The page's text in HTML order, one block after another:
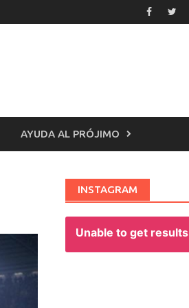
AYUDA AL PRÓJIMO
INSTAGRAM
Unable to get results